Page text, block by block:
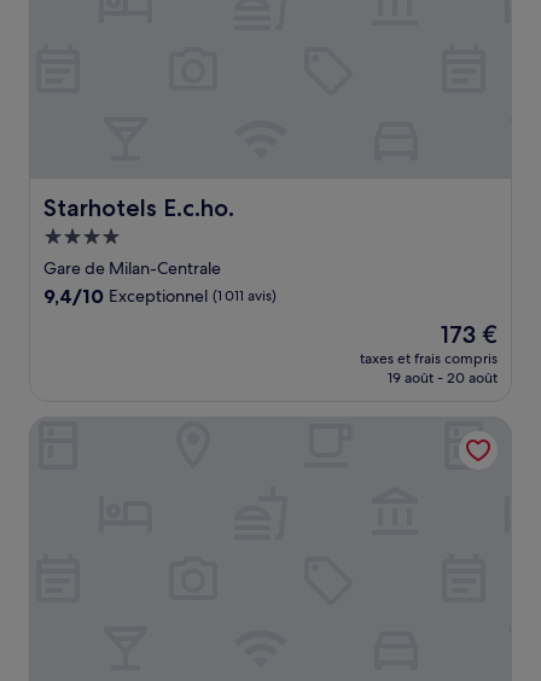
Starhotels E.c.ho.
Starhotels E.c.ho.
Hébergement
4.0 étoiles
Gare de Milan-Centrale
9.4
9,4/10 Exceptionnel (1 011 avis)
Le
nouveau
prix
de
173 €
173 €
taxes et frais compris
19 août - 20 août